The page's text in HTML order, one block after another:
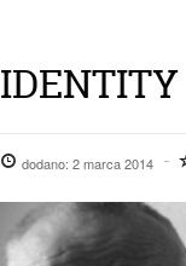
IDENTITY
dodano: 2 marca 2014